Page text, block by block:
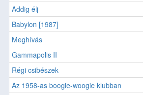
Addig élj
Babylon [1987]
Meghívás
Gammapolis II
Régi csibészek
Az 1958-as boogie-woogie klubban